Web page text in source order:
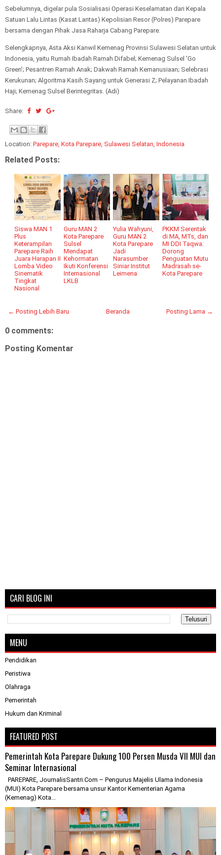
Sebelumnya, digelar pula Sosialisasi Operasi Keselamatan dari Kepala
Satuan Lalu Lintas (Kasat Lantas) Kepolisian Resor (Polres) Parepare
bersama dengan Pihak Jasa Raharja Cabang Parepare.
Selengkapnya, Asta Aksi Kanwil Kemenag Provinsi Sulawesi Selatan untuk
Indonesia, yaitu Rumah Ibadah Ramah Difabel; Kemenag Sulsel 'Go
Green'; Pesantren Ramah Anak; Dakwah Ramah Kemanusiaan; Selebrasi
Kerukunan; Algoritma Kasih Sayang untuk Generasi Z; Pelayanan Ibadah
Haji; Kemenag Sulsel Berintegritas. (Adi)
Share:
Location: Parepare, Kota Parepare, Sulawesi Selatan, Indonesia
Related Posts:
Siswa MAN 1
Plus
Keterampilan
Parepare Raih
Juara Harapan II
Lomba Video
Sinematik
Tingkat
Nasional
Guru MAN 2
Kota Parepare
Sulsel
Mendapat
Kehormatan
Ikuti Konferensi
Internasional
LKLB
Yulia Wahyuni,
Guru MAN 2
Kota Parepare
Jadi
Narasumber
Siniar Institut
Leimena
PKKM Serentak
di MA, MTs, dan
MI DDI Taqwa:
Dorong
Penguatan Mutu
Madrasah se-
Kota Parepare
← Posting Lebih Baru Posting Lama →
Beranda
0 comments:
Posting Komentar
CARI BLOG INI
MENU
Pendidikan
Peristiwa
Olahraga
Pemerintah
Hukum dan Kriminal
FEATURED POST
Pemerintah Kota Parepare Dukung 100 Persen Musda VII MUI dan
Seminar Internasional
PAREPARE, JournalisSantri.Com – Pengurus Majelis Ulama Indonesia
(MUI) Kota Parepare bersama unsur Kantor Kementerian Agama
(Kemenag) Kota...